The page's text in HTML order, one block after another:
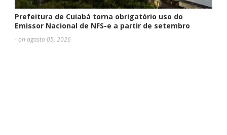
Prefeitura de Cuiabá torna obrigatório uso do
Emissor Nacional de NFS-e a partir de setembro
- on agosto 05, 2026